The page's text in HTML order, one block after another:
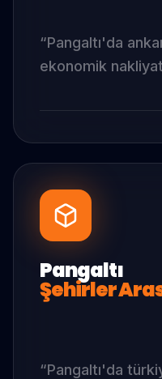
“Pangaltı'da
ekonomik
Pangaltı
Şehirler
“Pangaltı'da